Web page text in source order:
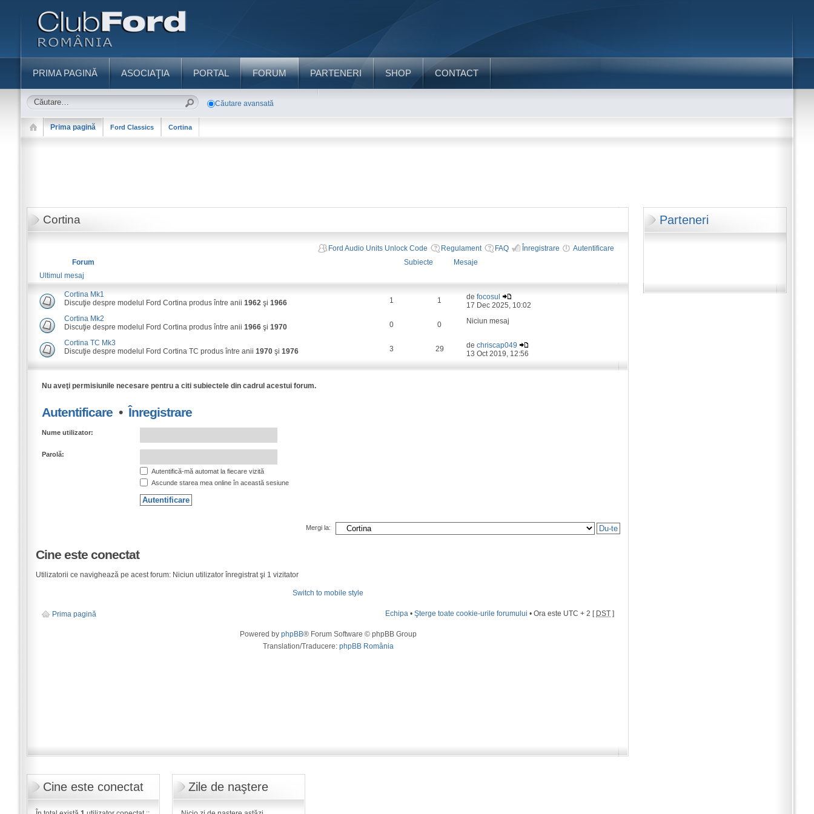
PRIMA PAGINĂ ASOCIAŢIA PORTAL FORUM PARTENERI SHOP CONTACT
Căutare avansată
Prima pagină Ford Classics Cortina
Parteneri
Cortina
Ford Audio Units Unlock Code Regulament FAQ Înregistrare
Autentificare
Forum
Subiecte
Mesaje
Ultimul mesaj
Cortina Mk1
Discuţie despre modelul Ford Cortina produs între anii 1962şi 1966 1 1 defocosul
17 Dec 2025, 10:02
Cortina Mk2
Discuţie despre modelul Ford Cortina produs între anii 1966şi 1970 0 0 Niciun mesaj
Cortina TC Mk3
Discuţie despre modelul Ford Cortina TC produs între anii 1970şi 1976 3 29 dechriscap049
13 Oct 2019, 12:56
Nu aveţi permisiunile necesare pentru a citi subiectele din cadrul acestui forum.
Autentificare•Înregistrare
Nume utilizator:
Parolă:
Autentifică-mă automat la fiecare vizită
Ascunde starea mea online în această sesiune
Mergi la:
Cine este conectat
Utilizatorii ce navighează pe acest forum: Niciun utilizator înregistrat şi 1 vizitator
Switch to mobile style
Prima pagină Echipa •Şterge toate cookie-urile forumului • Ora este UTC + 2 [ DST ]
Powered by phpBB® Forum Software © phpBB Group
Translation/Traducere: phpBB România
Cine este conectat Zile de naştere